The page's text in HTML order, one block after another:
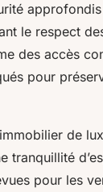
le respect
des accès
pour
de
tranquillité
pour les